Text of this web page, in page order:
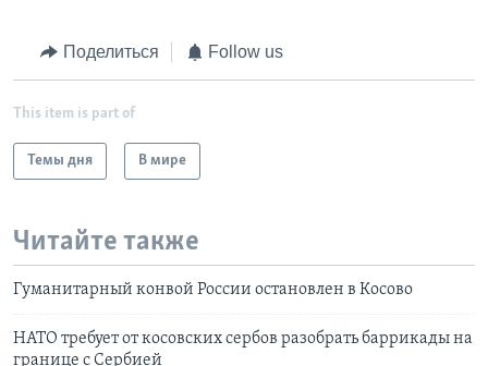
Поделиться Follow us
This item is part of
Темы дня В мире
Читайте также
Гуманитарный конвой России остановлен в Косово
НАТО требует от косовских сербов разобрать баррикады на
границе с Сербией